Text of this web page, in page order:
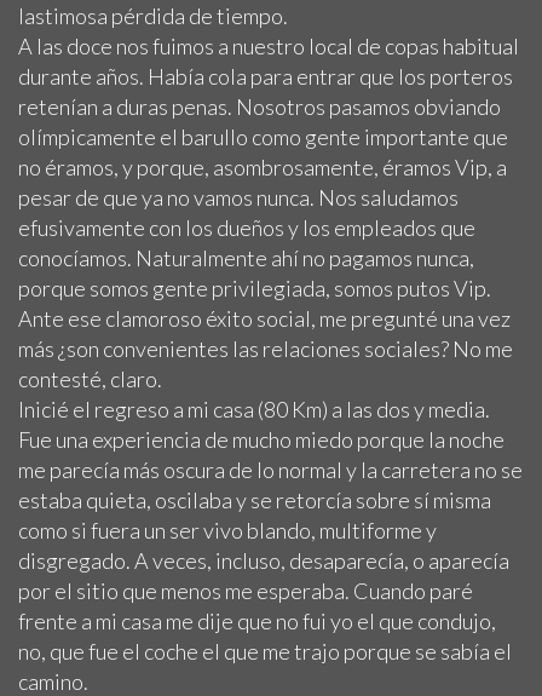
lastimosa pérdida de tiempo.
A las doce nos fuimos a nuestro local de copas habitual
durante años. Había cola para entrar que los porteros
retenían a duras penas. Nosotros pasamos obviando
olímpicamente el barullo como gente importante que
no éramos, y porque, asombrosamente, éramos Vip, a
pesar de que ya no vamos nunca. Nos saludamos
efusivamente con los dueños y los empleados que
conocíamos. Naturalmente ahí no pagamos nunca,
porque somos gente privilegiada, somos putos Vip.
Ante ese clamoroso éxito social, me pregunté una vez
más ¿son convenientes las relaciones sociales? No me
contesté, claro.
Inicié el regreso a mi casa (80 Km) a las dos y media.
Fue una experiencia de mucho miedo porque la noche
me parecía más oscura de lo normal y la carretera no se
estaba quieta, oscilaba y se retorcía sobre sí misma
como si fuera un ser vivo blando, multiforme y
disgregado. A veces, incluso, desaparecía, o aparecía
por el sitio que menos me esperaba. Cuando paré
frente a mi casa me dije que no fui yo el que condujo,
no, que fue el coche el que me trajo porque se sabía el
camino.